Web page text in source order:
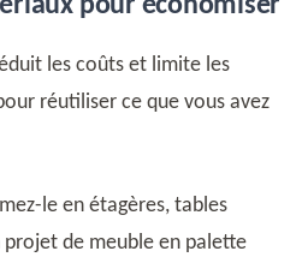
pour économiser
les coûts et limite les
réutiliser ce que vous avez
le en étagères, tables
projet de meuble en palette